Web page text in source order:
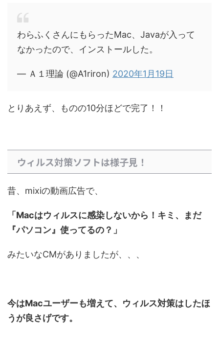
わらふくさんにもらったMac、Javaが入って
なかったので、インストールした。
— Ａ１理論 (@A1riron) 2020年1月19日
とりあえず、ものの10分ほどで完了！！
ウィルス対策ソフトは様子見！
昔、mixiの動画広告で、
「Macはウィルスに感染しないから！キミ、まだ
『パソコン』使ってるの？」
みたいなCMがありましたが、、、
今はMacユーザーも増えて、ウィルス対策はしたほ
うが良さげです。